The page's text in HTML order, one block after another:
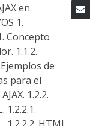
en
1.
Concepto
1.1.2.
de
para el
1.2.2.
1.2.2.1.